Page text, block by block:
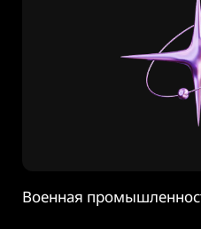
Военная